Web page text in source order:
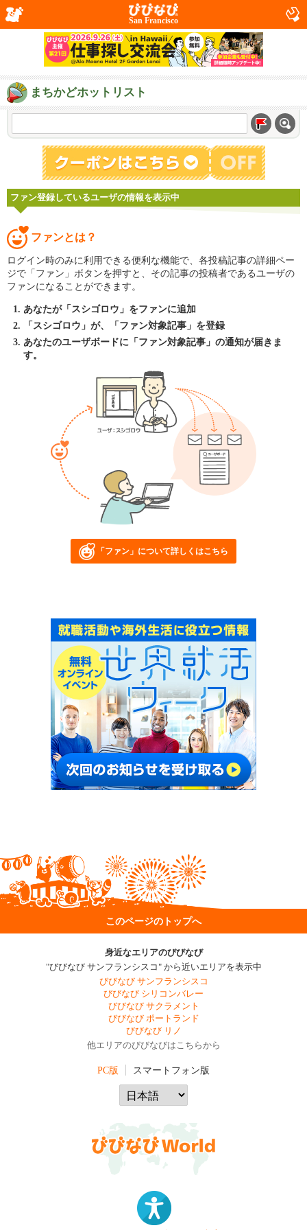
San Francisco
まちかどホットリスト
ファン登録しているユーザの情報を表示中
ファンとは？
ログイン時のみに利用できる便利な機能で、各投稿記事の詳細ペー
ジで「ファン」ボタンを押すと、その記事の投稿者であるユーザの
ファンになることができます。
あなたが「スシゴロウ」をファンに追加
「スシゴロウ」が、「ファン対象記事」を登録
あなたのユーザボードに「ファン対象記事」の通知が届きま
す。
「ファン」について詳しくはこちら
このページのトップへ
身近なエリアのびびなび
"びびなび サンフランシスコ" から近いエリアを表示中
びびなび サンフランシスコ
びびなび シリコンバレー
びびなび サクラメント
びびなび ポートランド
びびなび リノ
他エリアのびびなびはこちらから
PC版 スマートフォン版